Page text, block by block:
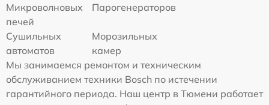
Микроволновых
печей
Парогенераторов
Сушильных
автоматов
Морозильных
камер
Мы занимаемся ремонтом и техническим
обслуживанием техники Bosch по истечении
гарантийного периода. Наш центр в Тюмени работает